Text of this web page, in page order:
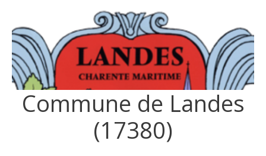
Commune de Landes
(17380)